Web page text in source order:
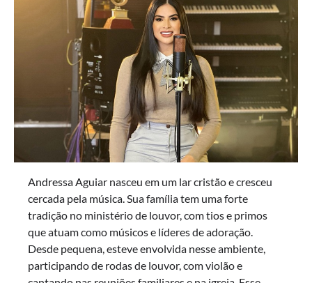
Andressa Aguiar nasceu em um lar cristão e cresceu
cercada pela música. Sua família tem uma forte
tradição no ministério de louvor, com tios e primos
que atuam como músicos e líderes de adoração.
Desde pequena, esteve envolvida nesse ambiente,
participando de rodas de louvor, com violão e